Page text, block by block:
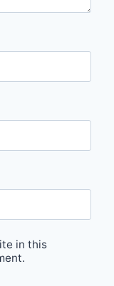
in this